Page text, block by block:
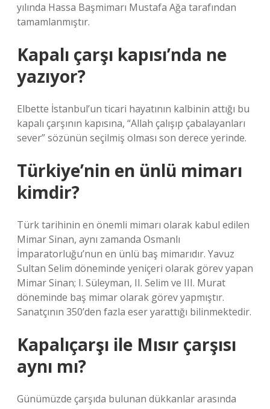
yılında Hassa Başmimarı Mustafa Ağa tarafından
tamamlanmıştır.
Kapalı çarşı kapısı’nda ne
yazıyor?
Elbette İstanbul’un ticari hayatının kalbinin attığı bu
kapalı çarşının kapısına, “Allah çalışıp çabalayanları
sever” sözünün seçilmiş olması son derece yerinde.
Türkiye’nin en ünlü mimarı
kimdir?
Türk tarihinin en önemli mimarı olarak kabul edilen
Mimar Sinan, aynı zamanda Osmanlı
İmparatorluğu’nun en ünlü baş mimarıdır. Yavuz
Sultan Selim döneminde yeniçeri olarak görev yapan
Mimar Sinan; I. Süleyman, II. Selim ve III. Murat
döneminde baş mimar olarak görev yapmıştır.
Sanatçının 350’den fazla eser yarattığı bilinmektedir.
Kapalıçarşı ile Mısır çarşısı
aynı mı?
Günümüzde çarşıda bulunan dükkanlar arasında